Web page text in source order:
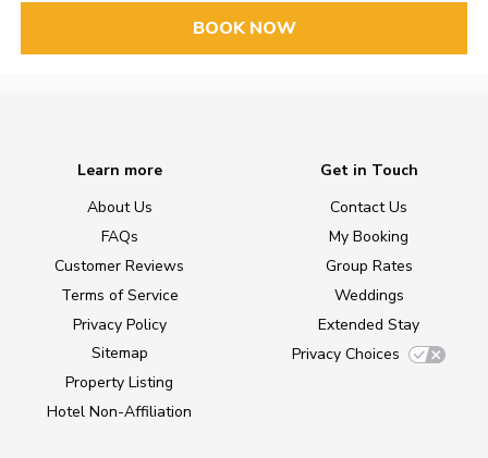
BOOK NOW
Learn more
About Us
FAQs
Customer Reviews
Terms of Service
Privacy Policy
Sitemap
Property Listing
Hotel Non-Affiliation
Get in Touch
Contact Us
My Booking
Group Rates
Weddings
Extended Stay
Privacy Choices